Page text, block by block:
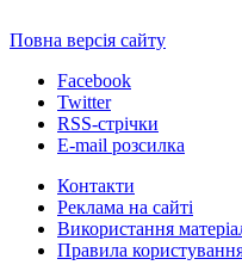
Повна версія сайту
Facebook
Twitter
RSS-стрічки
E-mail розсилка
Контакти
Реклама на сайті
Використання
Правила